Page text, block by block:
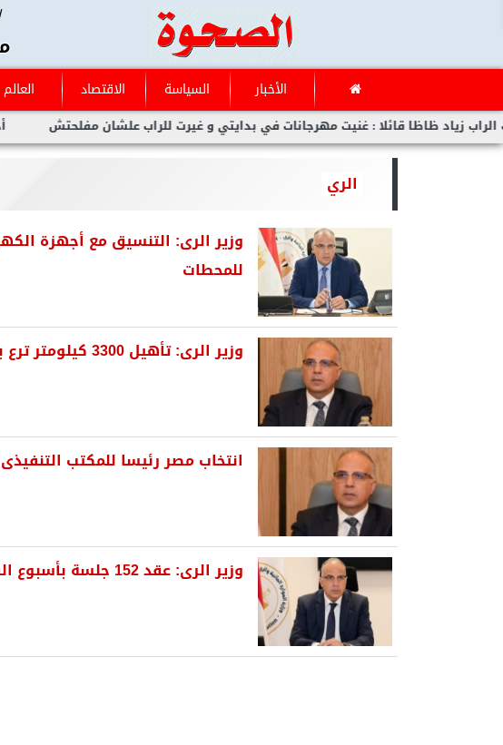
الأخبار السياسة الاقتصاد العالم
أحمد عز ظاظا قائلا : غنيت مهرجانات في بدايتي و غيرت للراب علشان مفلحتش
الري
وزير الرى: التنسيق مع أجهزة
للمحطات
وزير الرى: ‫تأهيل 3300 كيلومتر ترع بقرى حياة كريمة
‫انتخاب مصر رئيسا للمكتب التنفيذى
وزير الرى: عقد 152 جلسة بأسبوع القاهرة للمياه بمشاركة 29 منظمة إقليمية...